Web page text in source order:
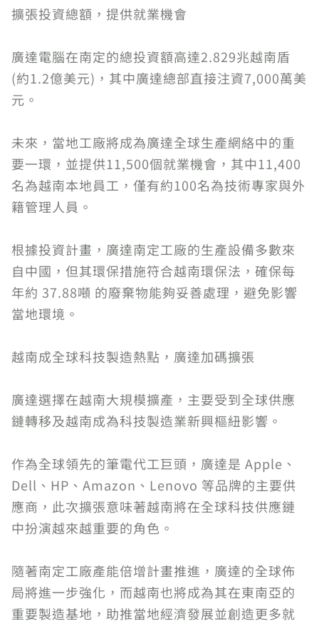
擴張投資總額，提供就業機會
廣達電腦在南定的總投資額高達2.829兆越南盾
(約1.2億美元)，其中廣達總部直接注資7,000萬美
元。
未來，當地工廠將成為廣達全球生產網絡中的重
要一環，並提供11,500個就業機會，其中11,400
名為越南本地員工，僅有約100名為技術專家與外
籍管理人員。
根據投資計畫，廣達南定工廠的生產設備多數來
自中國，但其環保措施符合越南環保法，確保每
年約 37.88噸 的廢棄物能夠妥善處理，避免影響
當地環境。
越南成全球科技製造熱點，廣達加碼擴張
廣達選擇在越南大規模擴產，主要受到全球供應
鏈轉移及越南成為科技製造業新興樞紐影響。
作為全球領先的筆電代工巨頭，廣達是 Apple、
Dell、HP、Amazon、Lenovo 等品牌的主要供
應商，此次擴張意味著越南將在全球科技供應鏈
中扮演越來越重要的角色。
隨著南定工廠產能倍增計畫推進，廣達的全球佈
局將進一步強化，而越南也將成為其在東南亞的
重要製造基地，助推當地經濟發展並創造更多就